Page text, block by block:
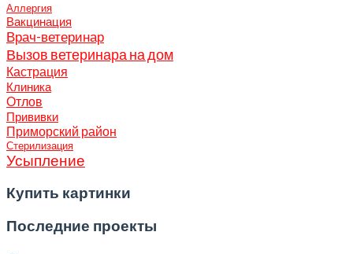
Аллергия
Вакцинация
Врач-ветеринар
Вызов ветеринара на дом
Кастрация
Клиника
Отлов
Прививки
Приморский район
Стерилизация
Усыпление
Купить картинки
Последние проекты